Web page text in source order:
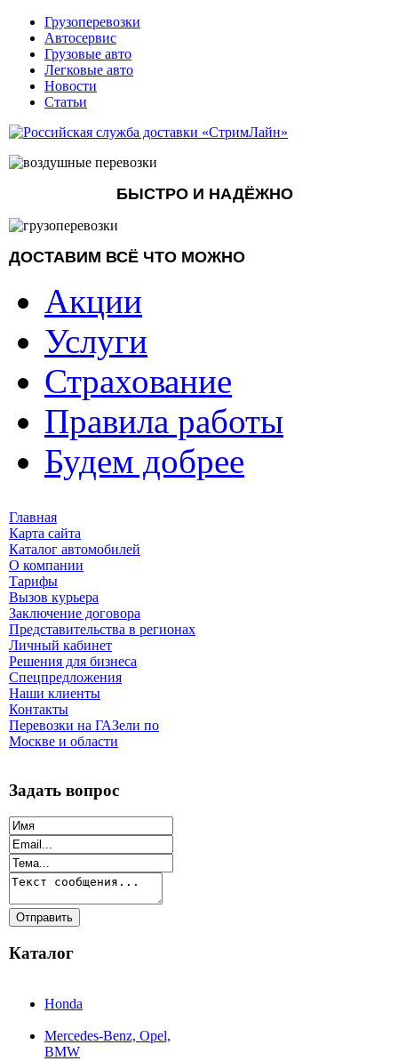
Грузоперевозки
Автосервис
Грузовые авто
Легковые авто
Новости
Статьи
БЫСТРО И НАДЁЖНО
ДОСТАВИМ ВСЁ ЧТО МОЖНО
Акции
Услуги
Страхование
Правила работы
Будем добрее
Главная
Карта сайта
Каталог автомобилей
О компании
Тарифы
Вызов курьера
Заключение договора
Представительства в регионах
Личный кабинет
Решения для бизнеса
Спецпредложения
Наши клиенты
Контакты
Перевозки на ГАЗели по
Москве и области
Задать вопрос
Каталог
Honda
Mercedes-Benz, Opel,
BMW